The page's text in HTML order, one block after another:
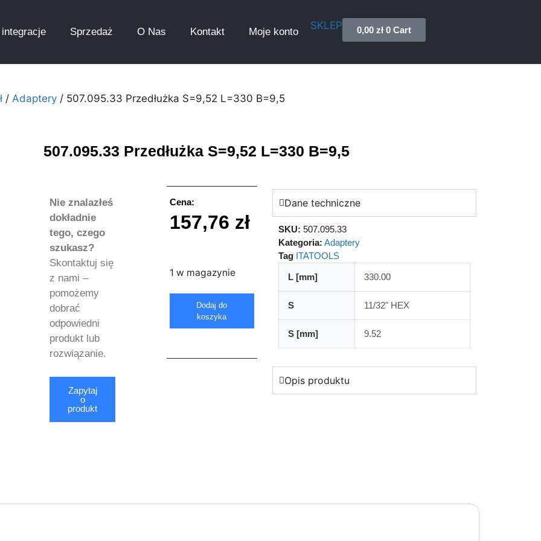
Sprzedaż O Nas Kontakt Moje konto
SKLEP 0,00 zł 0 Cart
/ Adaptery / 507.095.33 Przedłużka S=9,52 L=330 B=9,5
507.095.33 Przedłużka S=9,52 L=330 B=9,5
Nie znalazłeś
dokładnie
tego, czego
szukasz?
Skontaktuj się
z nami –
pomożemy
dobrać
odpowiedni
produkt lub
rozwiązanie.
Zapytaj
o
produkt
Cena:
157,76 zł
1 w magazynie
Dodaj do
koszyka
Dane techniczne
SKU: 507.095.33
Kategoria: Adaptery
Tag ITATOOLS
L [mm] 330.00
S 11/32" HEX
S [mm] 9.52
Opis produktu